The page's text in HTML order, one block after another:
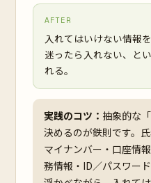
AFTER
入れてはいけない情報
迷ったら入れない、と
れる。
実践のコツ： 抽象的な
決めるのが鉄則です。
マイナンバー・口座情
務情報・ID／パスワー